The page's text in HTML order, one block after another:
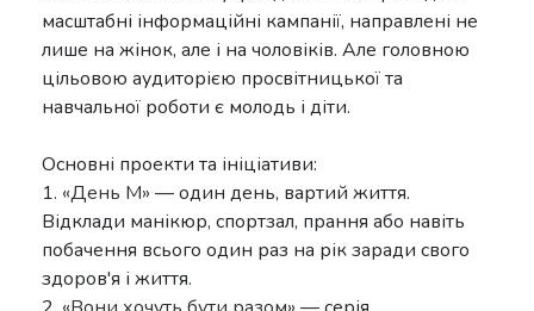
масштабні інформаційні кампанії, направлені не
лише на жінок, але і на чоловіків. Але головною
цільовою аудиторією просвітницької та
навчальної роботи є молодь і діти.
Основні проекти та ініціативи:
1. «День М» — один день, вартий життя.
Відклади манікюр, спортзал, прання або навіть
побачення всього один раз на рік заради свого
здоров'я і життя.